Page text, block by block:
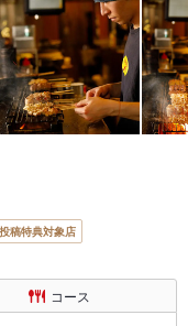
稿特典対象店
コース